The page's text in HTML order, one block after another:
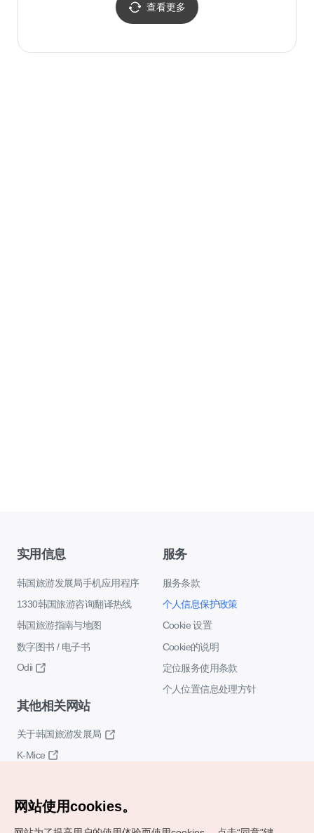
查看更多
实用信息
韩国旅游发展局手机应用程序
1330韩国旅游咨询翻译热线
韩国旅游指南与地图
数字图书 / 电子书
Odii
服务
服务条款
个人信息保护政策
Cookie 设置
Cookie的说明
定位服务使用条款
个人位置信息处理方针
其他相关网站
关于韩国旅游发展局
K-Mice
网站使用cookies。